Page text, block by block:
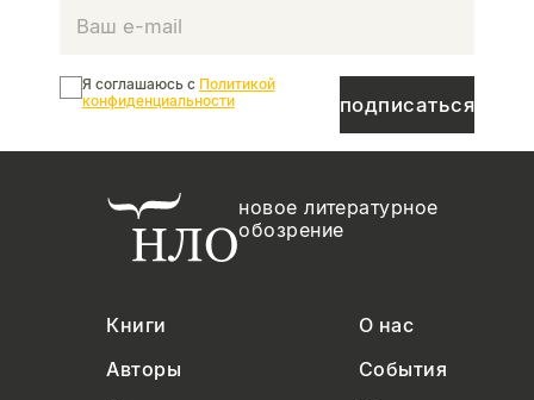
подписаться
Я соглашаюсь с Политикой
конфиденциальности
новое литературное
обозрение
Книги
О нас
Авторы
События